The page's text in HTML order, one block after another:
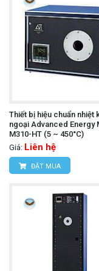
Thiết bị hiệu chuẩn nhiệt
ngoại Advanced Energy
M310-HT (5 ~ 450°C)
Giá: Liên hệ
ĐẶT MUA